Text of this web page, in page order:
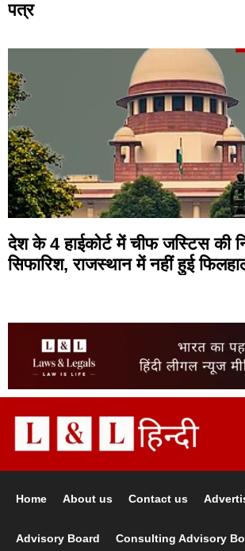
पत्र
देश के 4 हाईकोर्ट में चीफ जस्टिस की
सिफारिश, राजस्थान में नहीं हुई
Home About us Contact us
Advisory Board Consulting Advisory